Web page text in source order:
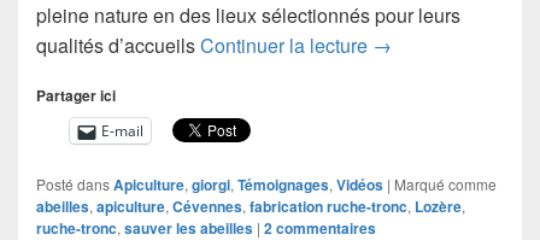
pleine nature en des lieux sélectionnés pour leurs
qualités d’accueilsContinuer la lecture Installation de
→
Partager ici
E-mail
Posté dansApiculture, giorgi, Témoignages, Vidéos | Marqué comme
abeilles, apiculture, Cévennes, fabrication ruche-tronc, Lozère,
ruche-tronc, sauver les abeilles | 2commentaires